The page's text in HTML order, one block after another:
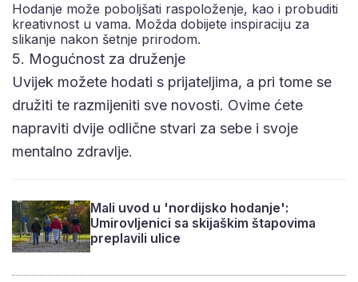
Hodanje može poboljšati raspoloženje, kao i probuditi
kreativnost u vama. Možda dobijete inspiraciju za
slikanje nakon šetnje prirodom.
5. Mogućnost za druženje
Uvijek možete hodati s prijateljima, a pri tome se
družiti te razmijeniti sve novosti. Ovime ćete
napraviti dvije odlične stvari za sebe i svoje
mentalno zdravlje.
Mali uvod u 'nordijsko hodanje':
Umirovljenici sa skijaškim štapovima
preplavili ulice